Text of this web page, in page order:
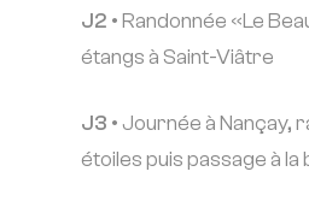
J2 •Randonnée «Le
étangs à Saint-Viâtre
J3 • Journée à Nançay,
étoiles puis passage à